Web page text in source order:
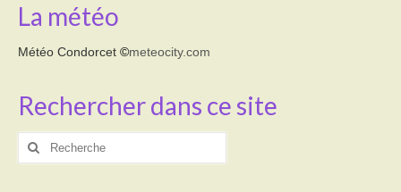
La météo
Météo Condorcet ©meteocity.com
Rechercher dans ce site
Rechercher